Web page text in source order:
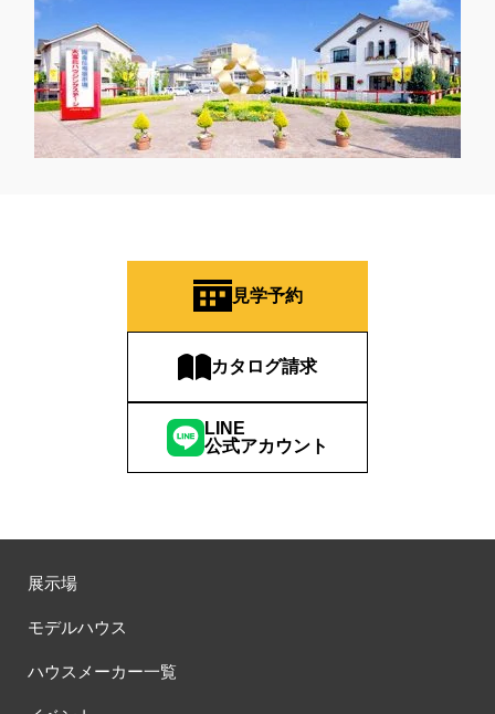
見学予約
カタログ請求
LINE
公式アカウント
展示場
モデルハウス
ハウスメーカー一覧